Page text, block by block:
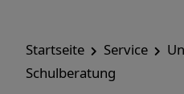
Startseite Service
Schulberatung